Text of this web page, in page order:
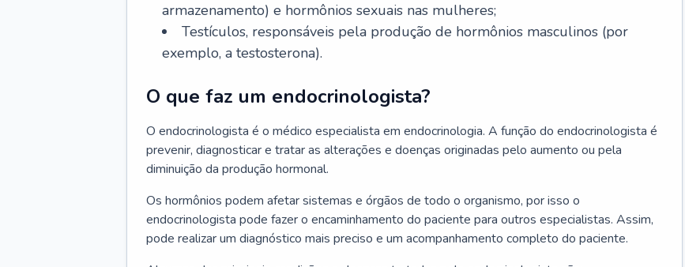
armazenamento) e hormônios sexuais nas mulheres;
Testículos, responsáveis pela produção de hormônios masculinos (por
exemplo, a testosterona).
O que faz um endocrinologista?
O endocrinologista é o médico especialista em endocrinologia. A função do endocrinologista é
prevenir, diagnosticar e tratar as alterações e doenças originadas pelo aumento ou pela
diminuição da produção hormonal.
Os hormônios podem afetar sistemas e órgãos de todo o organismo, por isso o
endocrinologista pode fazer o encaminhamento do paciente para outros especialistas. Assim,
pode realizar um diagnóstico mais preciso e um acompanhamento completo do paciente.